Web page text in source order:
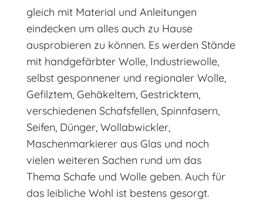
gleich mit Material und Anleitungen
eindecken um alles auch zu Hause
ausprobieren zu können. Es werden Stände
mit handgefärbter Wolle, Industriewolle,
selbst gesponnener und regionaler Wolle,
Gefilztem, Gehäkeltem, Gestricktem,
verschiedenen Schafsfellen, Spinnfasern,
Seifen, Dünger, Wollabwickler,
Maschenmarkierer aus Glas und noch
vielen weiteren Sachen rund um das
Thema Schafe und Wolle geben. Auch für
das leibliche Wohl ist bestens gesorgt.